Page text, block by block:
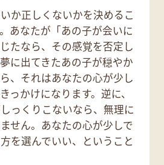
か正しくないかを決めるこ
あなたが「あの子が会いに
たなら、その感覚を否定し
に出てきたあの子が穏やか
、それはあなたの心が少し
っかけになります。逆に、
っくりこないなら、無理に
せん。あなたの心が少しで
を選んでいい、ということ